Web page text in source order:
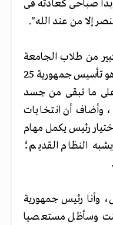
صباحى كعادته فى
إلا من عند الله".
من طلاب الجامعة
والأساتذة: إن مشروعه الأساسى هو تأسيس جمهورية 25
على ما تبقى من جسد
وأضاف أن انتخابات
رئيس يكمل مهام
النظام القديم؛
وأنا رئيس جمهورية
كنت وسأظل مستعصيا